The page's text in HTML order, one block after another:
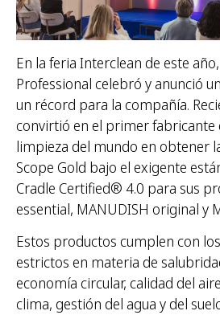
En la feria Interclean de este
Professional celebró y anunció
un récord para la compañía.
convirtió en el primer fabricante
limpieza del mundo en obtener
Scope Gold bajo el exigente
Cradle Certified® 4.0 para sus
essential, MANUDISH original y
Estos productos cumplen con
estrictos en materia de
economía circular, calidad del
clima, gestión del agua y del